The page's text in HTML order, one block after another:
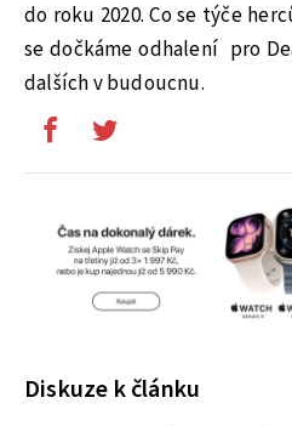
do roku 2020. Co se týče
se dočkáme odhalení pro
dalších v budoucnu.
Diskuze k článku